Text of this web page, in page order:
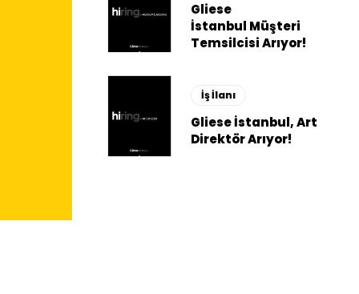
Gliese
İstanbul Müşteri
Temsilcisi Arıyor!
İş İlanı
Gliese İstanbul, Art
Direktör Arıyor!